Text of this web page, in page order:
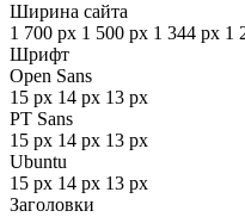
Ширина сайта
1 700 px 1 500 px 1 344 px 1
Шрифт
Open Sans
15 px 14 px 13 px
PT Sans
15 px 14 px 13 px
Ubuntu
15 px 14 px 13 px
Заголовки